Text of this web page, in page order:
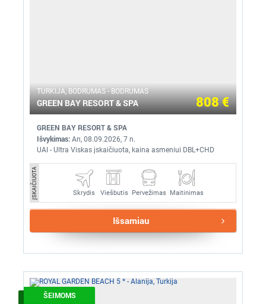
TURKIJA, BODRUMAS - BODRUMAS
GREEN BAY RESORT & SPA 808 €
GREEN BAY RESORT & SPA
Išvykimas: An, 08.09.2026, 7 n.
UAI - Ultra Viskas įskaičiuota, kaina asmeniui DBL+CHD
ĮSKAIČIUOTA Skrydis Viešbutis Pervežimas Maitinimas
Išsamiau
ŠEIMOMS